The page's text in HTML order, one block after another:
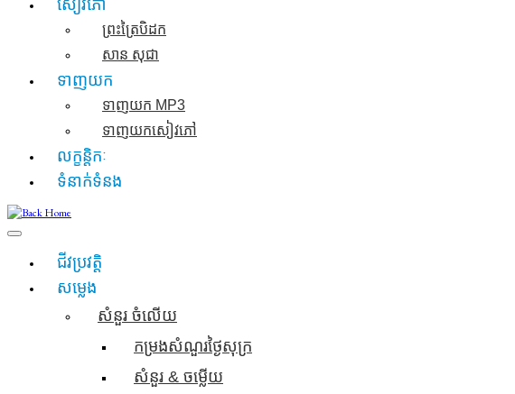
សៀវភៅ
ព្រះត្រៃបិដក
សាន សុជា
ទាញយក
ទាញយក​ MP3
ទាញយកសៀវភៅ
លក្ខន្តិកៈ
ទំនាក់ទំនង
ជីវប្រវត្តិ
សម្លេង
សំនួរ ចំលេីយ
កម្រងសំណួរថ្ងៃសុក្រ
សំនួរ & ចម្លើយ